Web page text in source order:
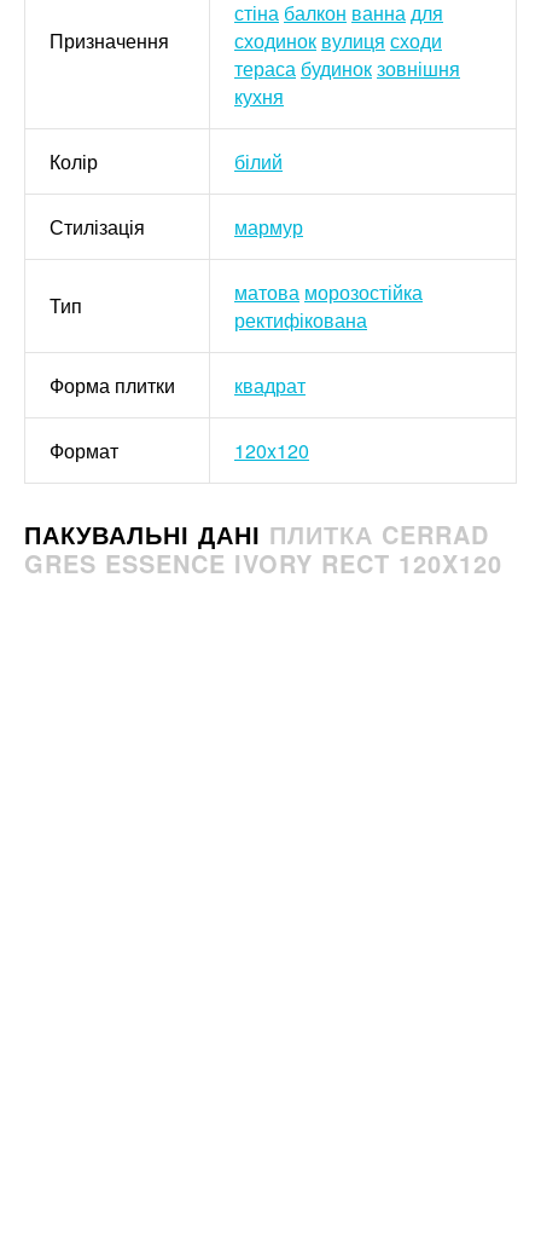
Призначення
стіна балкон ваннадля
сходинок вулиця сходи
тераса будинокзовнішня
кухня
Колір білий
Стилізація мармур
Тип матова морозостійка
ректифікована
Форма плитки квадрат
Формат 120x120
ПАКУВАЛЬНІ ДАНІ ПЛИТКА CERRAD
GRES ESSENCE IVORY RECT 120X120